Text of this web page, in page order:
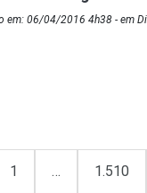
em: 06/04/2016 4h38 - em
1 … 1.510